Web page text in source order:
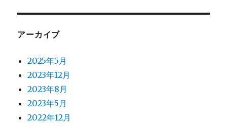
アーカイブ
2025年5月
2023年12月
2023年8月
2023年5月
2022年12月